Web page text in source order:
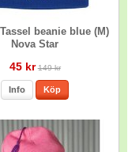
beanie blue (M)
Nova Star
45 kr 149 kr
Info Köp